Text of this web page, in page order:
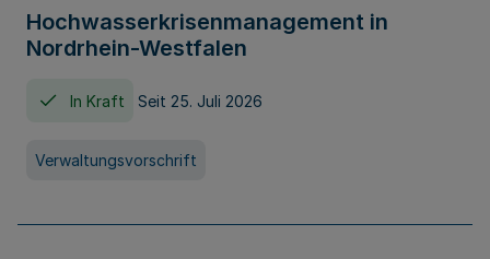
Hochwasserkrisenmanagement in
Nordrhein-Westfalen
In Kraft Seit 25. Juli 2026
Verwaltungsvorschrift